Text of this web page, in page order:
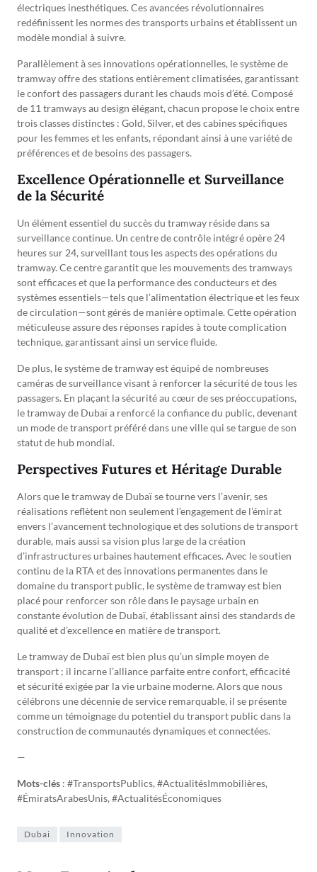
électriques inesthétiques. Ces avancées révolutionnaires
redéfinissent les normes des transports urbains et établissent un
modèle mondial à suivre.
Parallèlement à ses innovations opérationnelles, le système de
tramway offre des stations entièrement climatisées, garantissant
le confort des passagers durant les chauds mois d’été. Composé
de 11 tramways au design élégant, chacun propose le choix entre
trois classes distinctes : Gold, Silver, et des cabines spécifiques
pour les femmes et les enfants, répondant ainsi à une variété de
préférences et de besoins des passagers.
Excellence Opérationnelle et Surveillance
de la Sécurité
Un élément essentiel du succès du tramway réside dans sa
surveillance continue. Un centre de contrôle intégré opère 24
heures sur 24, surveillant tous les aspects des opérations du
tramway. Ce centre garantit que les mouvements des tramways
sont efficaces et que la performance des conducteurs et des
systèmes essentiels—tels que l’alimentation électrique et les feux
de circulation—sont gérés de manière optimale. Cette opération
méticuleuse assure des réponses rapides à toute complication
technique, garantissant ainsi un service fluide.
De plus, le système de tramway est équipé de nombreuses
caméras de surveillance visant à renforcer la sécurité de tous les
passagers. En plaçant la sécurité au cœur de ses préoccupations,
le tramway de Dubaï a renforcé la confiance du public, devenant
un mode de transport préféré dans une ville qui se targue de son
statut de hub mondial.
Perspectives Futures et Héritage Durable
Alors que le tramway de Dubaï se tourne vers l’avenir, ses
réalisations reflètent non seulement l’engagement de l’émirat
envers l’avancement technologique et des solutions de transport
durable, mais aussi sa vision plus large de la création
d’infrastructures urbaines hautement efficaces. Avec le soutien
continu de la RTA et des innovations permanentes dans le
domaine du transport public, le système de tramway est bien
placé pour renforcer son rôle dans le paysage urbain en
constante évolution de Dubaï, établissant ainsi des standards de
qualité et d’excellence en matière de transport.
Le tramway de Dubaï est bien plus qu’un simple moyen de
transport ; il incarne l’alliance parfaite entre confort, efficacité
et sécurité exigée par la vie urbaine moderne. Alors que nous
célébrons une décennie de service remarquable, il se présente
comme un témoignage du potentiel du transport public dans la
construction de communautés dynamiques et connectées.
—
Mots-clés : #TransportsPublics, #ActualitésImmobilières,
#ÉmiratsArabesUnis, #ActualitésÉconomiques
Dubai Innovation